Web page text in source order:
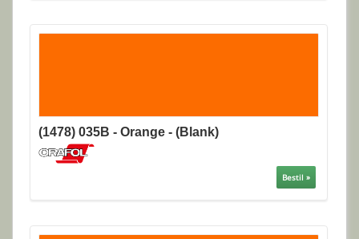
(1478) 035B - Orange - (Blank)
Bestil »